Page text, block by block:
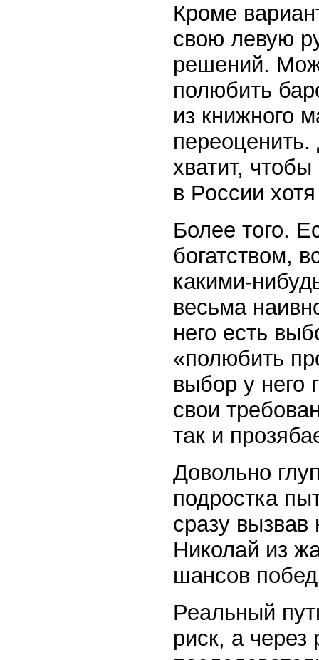
Кроме
свою левую
решений.
полюбить
из книжного
хватит,
в России
Более того.
богатством,
какими-
весьма
него есть
«полюбить
выбор у него
свои
так и
Довольно
подростка
сразу
Николай из
шансов
Реальный
риск, а через